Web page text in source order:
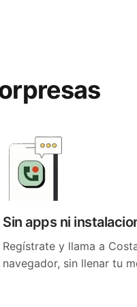
Sin apps ni
Regístrate y llama a
navegador, sin llenar tu